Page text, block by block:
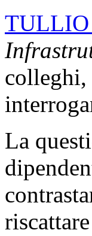
TULLIO
colleghi,
La